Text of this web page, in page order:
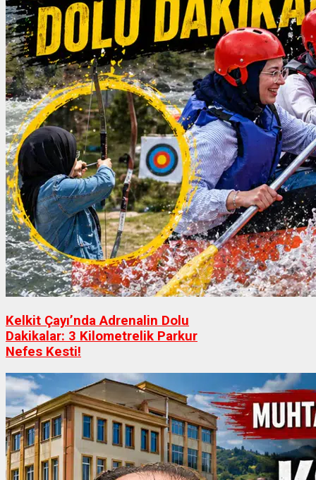
Kelkit Çayı’nda Adrenalin Dolu
Dakikalar: 3 Kilometrelik Parkur
Nefes Kesti!